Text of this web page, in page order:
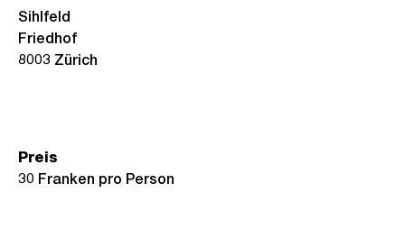
Sihlfeld
Friedhof
8003 Zürich
Preis
30 Franken pro Person